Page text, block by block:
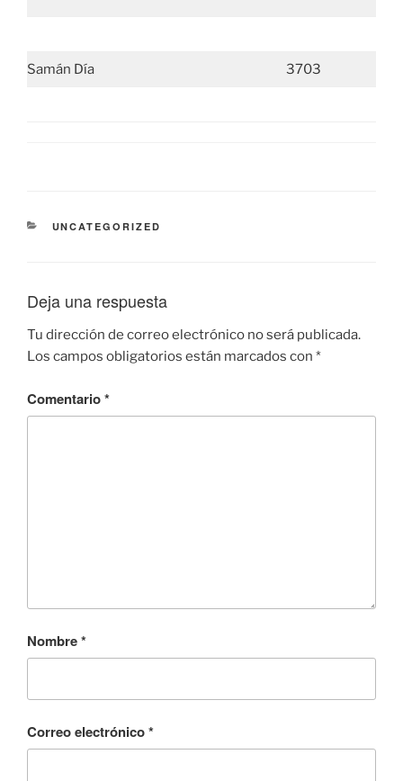
Samán Día 3703
CATEGORÍAS
UNCATEGORIZED
Deja una respuesta
Tu dirección de correo electrónico no será publicada.
Los campos obligatorios están marcados con *
Comentario*
Nombre*
Correo electrónico*